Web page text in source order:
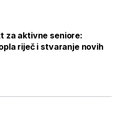
za aktivne seniore:
riječ i stvaranje novih